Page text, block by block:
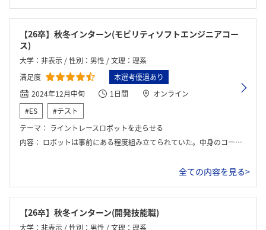
【26卒】秋冬インターン(モビリティソフトエンジニアコー
ス)
大学：非表示 / 性別：男性 / 文理：理系
満足度
本選考優遇あり
2024年12月中旬
1日間
オンライン
#ES
#テスト
テーマ： ライントレースロボットを走らせる
内容： ロボットは事前にある程度組み立てられていた。中身のコードを書き換えてより早く走り、かつコースアウトをしないロボットを作ることが目標であった。作業は個人で黙々と進めていく形であったが、3人1組のグループが割り当てられており、グループ内で意見交換などが行えた。
全ての内容を見る>
【26卒】秋冬インターン(開発技能職)
大学：非表示 / 性別：男性 / 文理：理系